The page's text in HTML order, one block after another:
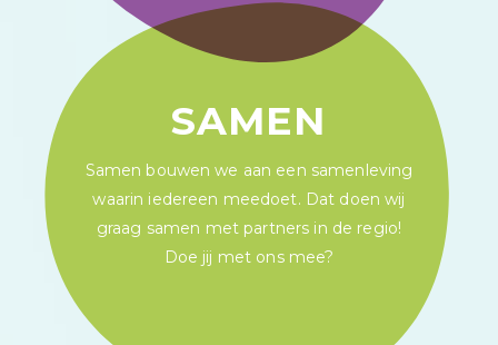
SAMEN
Samen bouwen we aan een samenleving
waarin iedereen meedoet. Dat doen wij
graag samen met partners in de regio!
Doe jij met ons mee?